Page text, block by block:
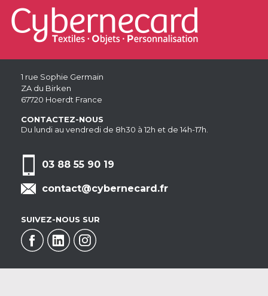
1 rue Sophie Germain
ZA du Birken
67720 Hoerdt France
CONTACTEZ-NOUS
Du lundi au vendredi de 8h30 à 12h et de 14h-17h.
03 88 55 90 19
contact@cybernecard.fr
SUIVEZ-NOUS SUR